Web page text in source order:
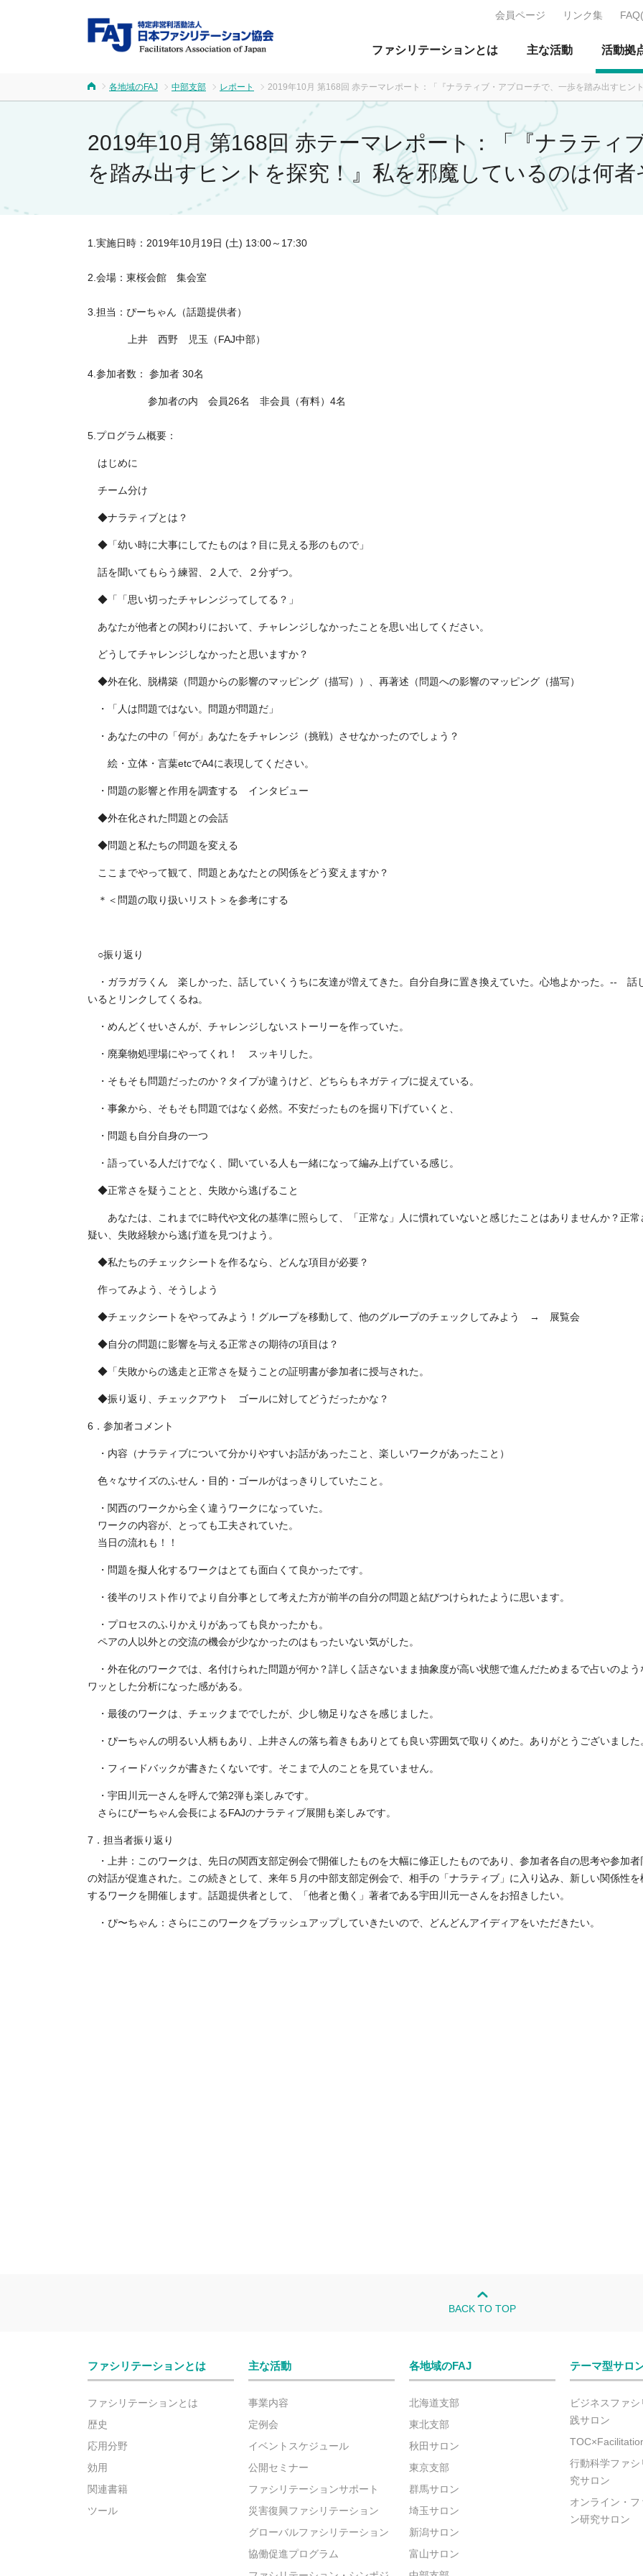
FAJ：特定非営利活動法人 日本ファ
ファシリテーションとは 主な活動 活動拠
会員ページ リンク集
各地域のFAJ 中部支部 レポート 2019年10月 第168回 赤テーマレポート：「『ナラティブ・アプローチで、一歩を踏み出すヒン
2019年10月 第168回 赤テーマレポート：「『ナラティ
を踏み出すヒントを探究！』私を邪魔しているのは何者
1.実施日時：2019年10月19日 (土) 13:00～17:30
2.会場：東桜会館 集会室
3.担当：ぴーちゃん（話題提供者）
上井 西野 児玉（FAJ中部）
4.参加者数： 参加者 30名
参加者の内 会員26名 非会員（有料）4名
5.プログラム概要：
はじめに
チーム分け
◆ナラティブとは？
◆「幼い時に大事にしてたものは？目に見える形のもので」
話を聞いてもらう練習、２人で、２分ずつ。
◆「「思い切ったチャレンジってしてる？」
あなたが他者との関わりにおいて、チャレンジしなかったことを思い出してください。
どうしてチャレンジしなかったと思いますか？
◆外在化、脱構築（問題からの影響のマッピング（描写））、再著述（問題への影響のマッピング（描写）
・「人は問題ではない。問題が問題だ」
・あなたの中の「何が」あなたをチャレンジ（挑戦）させなかったのでしょう？
絵・立体・言葉etcでA4に表現してください。
・問題の影響と作用を調査する インタビュー
◆外在化された問題との会話
◆問題と私たちの問題を変える
ここまでやって観て、問題とあなたとの関係をどう変えますか？
＊＜問題の取り扱いリスト＞を参考にする
○振り返り
・ガラガラくん 楽しかった、話していくうちに友達が増えてきた。自分自身に置き換えていた。心地よかった。-- 話
いるとリンクしてくるね。
・めんどくせいさんが、チャレンジしないストーリーを作っていた。
・廃棄物処理場にやってくれ！ スッキリした。
・そもそも問題だったのか？タイプが違うけど、どちらもネガティブに捉えている。
・事象から、そもそも問題ではなく必然。不安だったものを掘り下げていくと、
・問題も自分自身の一つ
・語っている人だけでなく、聞いている人も一緒になって編み上げている感じ。
◆正常さを疑うことと、失敗から逃げること
あなたは、これまでに時代や文化の基準に照らして、「正常な」人に慣れていないと感じたことはありませんか？正常
疑い、失敗経験から逃げ道を見つけよう。
◆私たちのチェックシートを作るなら、どんな項目が必要？
作ってみよう、そうしよう
◆チェックシートをやってみよう！グループを移動して、他のグループのチェックしてみよう → 展覧会
◆自分の問題に影響を与える正常さの期待の項目は？
◆「失敗からの逃走と正常さを疑うことの証明書が参加者に授与された。
◆振り返り、チェックアウト ゴールに対してどうだったかな？
6．参加者コメント
・内容（ナラティブについて分かりやすいお話があったこと、楽しいワークがあったこと）
色々なサイズのふせん・目的・ゴールがはっきりしていたこと。
・関西のワークから全く違うワークになっていた。
ワークの内容が、とっても工夫されていた。
当日の流れも！！
・問題を擬人化するワークはとても面白くて良かったです。
・後半のリスト作りでより自分事として考えた方が前半の自分の問題と結びつけられたように思います。
・プロセスのふりかえりがあっても良かったかも。
ペアの人以外との交流の機会が少なかったのはもったいない気がした。
・外在化のワークでは、名付けられた問題が何か？詳しく話さないまま抽象度が高い状態で進んだためまるで占いのよう
ワッとした分析になった感がある。
・最後のワークは、チェックまででしたが、少し物足りなさを感じました。
・ぴーちゃんの明るい人柄もあり、上井さんの落ち着きもありとても良い雰囲気で取りくめた。ありがとうございました
・フィードバックが書きたくないです。そこまで人のことを見ていません。
・宇田川元一さんを呼んで第2弾も楽しみです。
さらにぴーちゃん会長によるFAJのナラティブ展開も楽しみです。
7．担当者振り返り
・上井：このワークは、先日の関西支部定例会で開催したものを大幅に修正したものであり、参加者各自の思考や参加者
の対話が促進された。この続きとして、来年５月の中部支部定例会で、相手の「ナラティブ」に入り込み、新しい関係性を
するワークを開催します。話題提供者として、「他者と働く」著者である宇田川元一さんをお招きしたい。
・ぴ〜ちゃん：さらにこのワークをブラッシュアップしていきたいので、どんどんアイディアをいただきたい。
BACK TO TOP
ファシリテーションとは
ファシリテーションとは
歴史
応用分野
効用
関連書籍
ツール
主な活動
事業内容
定例会
イベントスケジュール
公開セミナー
ファシリテーションサポート
災害復興ファシリテーション
グローバルファシリテーション
協働促進プログラム
各地域のFAJ
北海道支部
東北支部
秋田サロン
東京支部
群馬サロン
埼玉サロン
新潟サロン
富山サロン
テーマ型サロ
ビジネスファ
践サロン
行動科学ファ
究サロン
オンライン・フ
ン研究サロン